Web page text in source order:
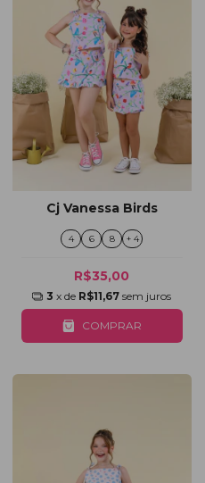
Cj Vanessa Birds
4 6 8 + 4
R$35,00
3 x de R$11,67 sem juros
COMPRAR